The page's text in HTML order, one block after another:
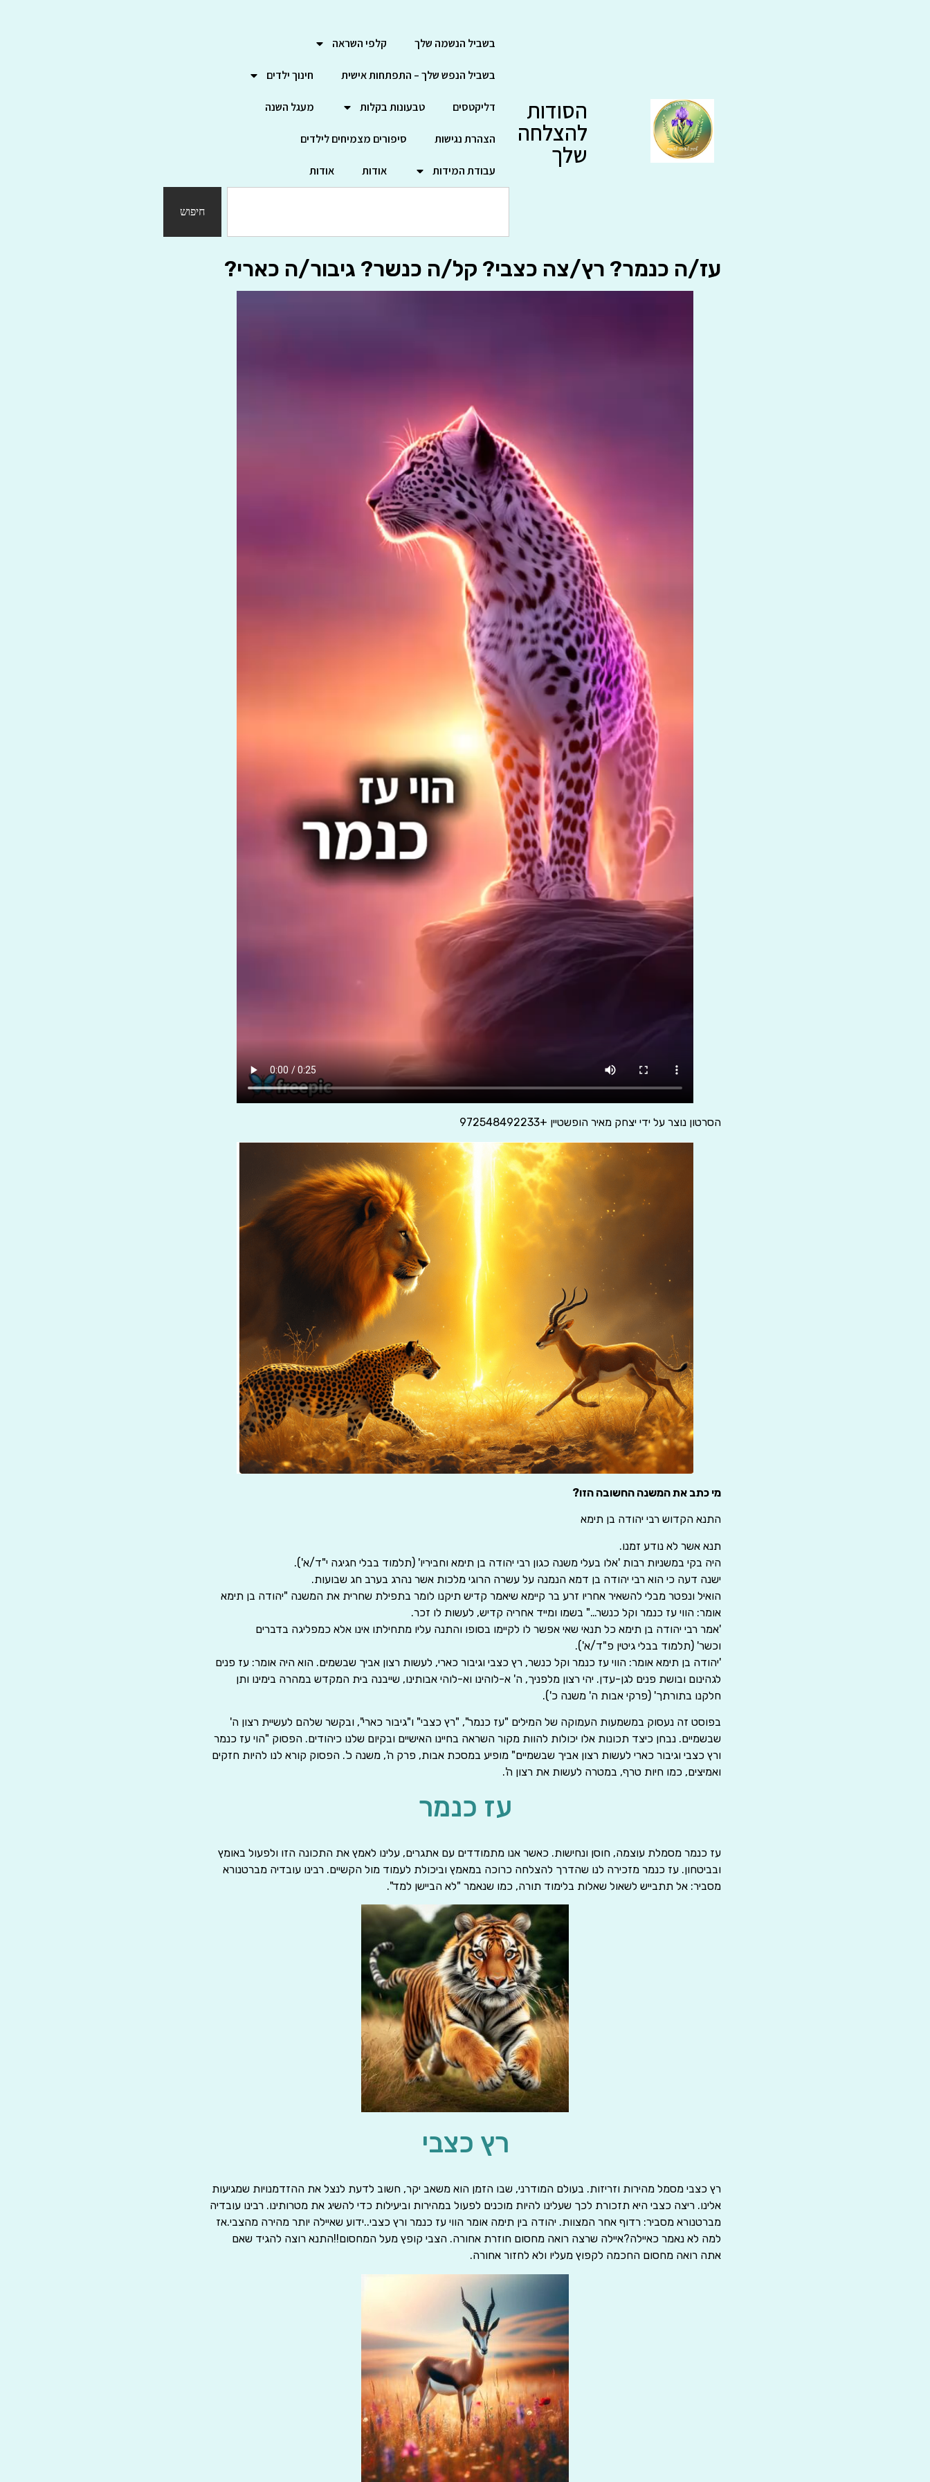
הסודות
להצלחה
שלך
בשביל הנשמה שלך קלפי השראה
בשביל הנפש שלך – התפתחות אישית חינוך ילדים
דליקטסים טבעונות בקלות מעגל השנה
הצהרת נגישות סיפורים מצמיחים לילדים
עבודת המידות אודות אודות
חיפוש
עז/ה כנמר? רץ/צה כצבי? קל/ה כנשר? גיבור/ה כארי?
הסרטון נוצר על ידי יצחק מאיר הופשטיין +972548492233
מי כתב את המשנה החשובה הזו?
התנא הקדוש רבי יהודה בן תימא
תנא אשר לא נודע זמנו.
היה בקי במשניות רבות 'אלו בעלי משנה כגון רבי יהודה בן תימא וחביריו' (תלמוד בבלי חגיגה י"ד/א').
ישנה דעה כי הוא רבי יהודה בן דמא הנמנה על עשרה הרוגי מלכות אשר נהרג בערב חג שבועות.
הואיל ונפטר מבלי להשאיר אחריו זרע בר קיימא שיאמר קדיש תיקנו לומר בתפילת שחרית את המשנה "יהודה בן תימא
אומר: הווי עז כנמר וקל כנשר…" בשמו ומייד אחריה קדיש, לעשות לו זכר.
'אמר רבי יהודה בן תימא כל תנאי שאי אפשר לו לקיימו בסופו והתנה עליו מתחילתו אינו אלא כמפליגה בדברים
וכשר' (תלמוד בבלי גיטין פ"ד/א').
'יהודה בן תימא אומר: הווי עז כנמר וקל כנשר, רץ כצבי וגיבור כארי, לעשות רצון אביך שבשמים. הוא היה אומר: עז פנים
לגהינום ובושת פנים לגן-עדן. יהי רצון מלפניך, ה' א-לוהינו וא-לוהי אבותינו, שייבנה בית המקדש במהרה בימינו ותן
חלקנו בתורתך' (פרקי אבות ה' משנה כ').
בפוסט זה נעסוק במשמעות העמוקה של המילים "עז כנמר", "רץ כצבי" ו"גיבור כארי", ובקשר שלהם לעשיית רצון ה'
שבשמיים. נבחן כיצד תכונות אלו יכולות להוות מקור השראה בחיינו האישיים ובקיום שלנו כיהודים. הפסוק "הוי עז כנמר
ורץ כצבי וגיבור כארי לעשות רצון אביך שבשמיים" מופיע במסכת אבות, פרק ה', משנה כ'. הפסוק קורא לנו להיות חזקים
ואמיצים, כמו חיות טרף, במטרה לעשות את רצון ה'.
עז כנמר
עז כנמר מסמלת עוצמה, חוסן ונחישות. כאשר אנו מתמודדים עם אתגרים, עלינו לאמץ את התכונה הזו ולפעול באומץ
ובביטחון. עז כנמר מזכירה לנו שהדרך להצלחה כרוכה במאמץ וביכולת לעמוד מול הקשיים. רבינו עובדיה מברטנורא
מסביר: אל תתבייש לשאול שאלות בלימוד תורה, כמו שנאמר "לא הביישן למד".
רץ כצבי
רץ כצבי מסמל מהירות וזריזות. בעולם המודרני, שבו הזמן הוא משאב יקר, חשוב לדעת לנצל את ההזדמנויות שמגיעות
אלינו. ריצה כצבי היא תזכורת לכך שעלינו להיות מוכנים לפעול במהירות וביעילות כדי להשיג את מטרותינו. רבינו עובדיה
מברטנורא מסביר: רדוף אחר המצוות. יהודה בין תימה אומר הווי עז כנמר ורץ כצבי..ידוע שאיילה יותר מהירה מהצבי.אז
למה לא נאמר כאיילה?איילה שרצה רואה מחסום חוזרת אחורה. הצבי קופץ מעל המחסום!!התנא רוצה להגיד שאם
אתה רואה מחסום החכמה לקפוץ מעליו ולא לחזור אחורה.